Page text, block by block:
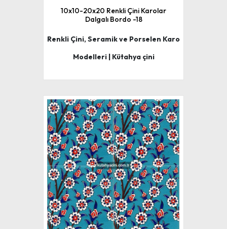
10x10-20x20 Renkli Çini Karolar
Dalgalı Bordo -18
Renkli Çini, Seramik ve Porselen Karo
Modelleri | Kütahya çini